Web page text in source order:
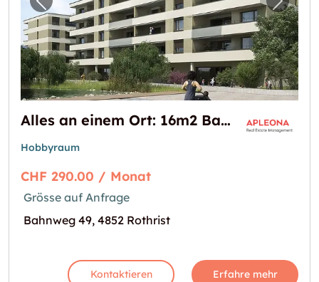
Vorheriges Bild für "Alles an einem Ort:
Alles an einem Ort: 16m2 Bastel-/ Lagerraum in Rothrist zu vermieten
Hobbyraum
CHF 290.00 / Monat
Grösse auf Anfrage
Bahnweg 49, 4852 Rothrist
Kontaktieren Erfahre mehr